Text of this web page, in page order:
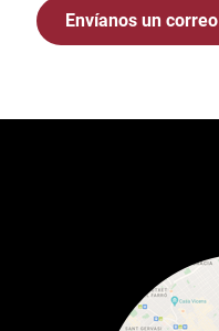
Envíanos un correo